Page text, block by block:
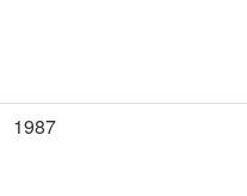
1987